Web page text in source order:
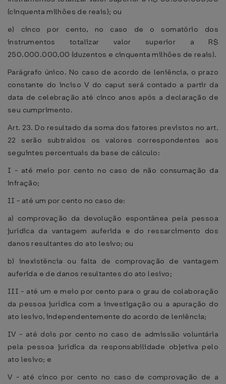
(cinquenta milhões de reais); ou
e) cinco por cento, no caso de o somatório dos
instrumentos totalizar valor superior a R$
250.000.000,00 (duzentos e cinquenta milhões de reais).
Parágrafo único. No caso de acordo de leniência, o prazo
constante do inciso V do caput será contado a partir da
data de celebração até cinco anos após a declaração de
seu cumprimento.
Art. 23. Do resultado da soma dos fatores previstos no art.
22 serão subtraídos os valores correspondentes aos
seguintes percentuais da base de cálculo:
I - até meio por cento no caso de não consumação da
infração;
II - até um por cento no caso de:
a) comprovação da devolução espontânea pela pessoa
jurídica da vantagem auferida e do ressarcimento dos
danos resultantes do ato lesivo; ou
b) inexistência ou falta de comprovação de vantagem
auferida e de danos resultantes do ato lesivo;
III - até um e meio por cento para o grau de colaboração
da pessoa jurídica com a investigação ou a apuração do
ato lesivo, independentemente do acordo de leniência;
IV - até dois por cento no caso de admissão voluntária
pela pessoa jurídica da responsabilidade objetiva pelo
ato lesivo; e
V - até cinco por cento no caso de comprovação de a